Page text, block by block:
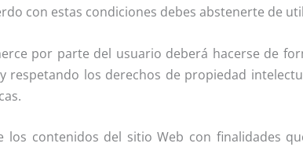
con estas condiciones debes abstenerte de
por parte del usuario deberá hacerse de
respetando los derechos de propiedad
los contenidos del sitio Web con finalidades